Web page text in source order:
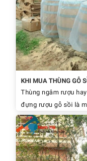
KHI MUA THÙNG GỖ
Thùng ngâm rượu
đựng rượu gỗ sồi là